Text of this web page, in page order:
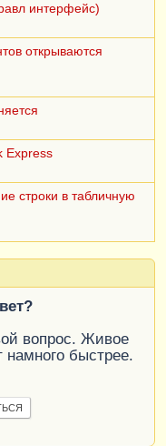
интерфейс)
открываются
Express
строки в табличную
вопрос. Живое
намного быстрее.